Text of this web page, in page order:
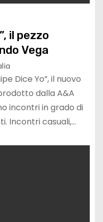
il pezzo
Vega
Dice Yo”, il nuovo
dalla A&A
incontri in grado di
Incontri casuali,…